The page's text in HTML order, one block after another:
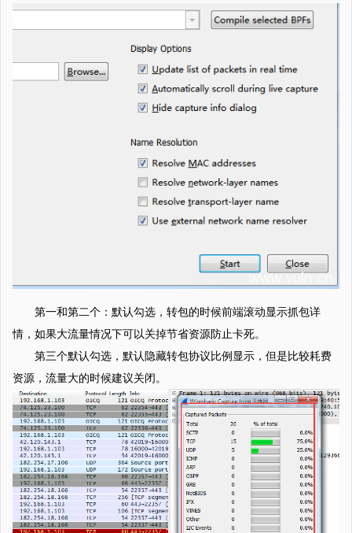
第一和第二个：默认勾选，转包的时候前端滚动显示抓包详
情，如果大流量情况下可以关掉节省资源防止卡死。
第三个默认勾选，默认隐藏转包协议比例显示，但是比较耗费
资源，流量大的时候建议关闭。